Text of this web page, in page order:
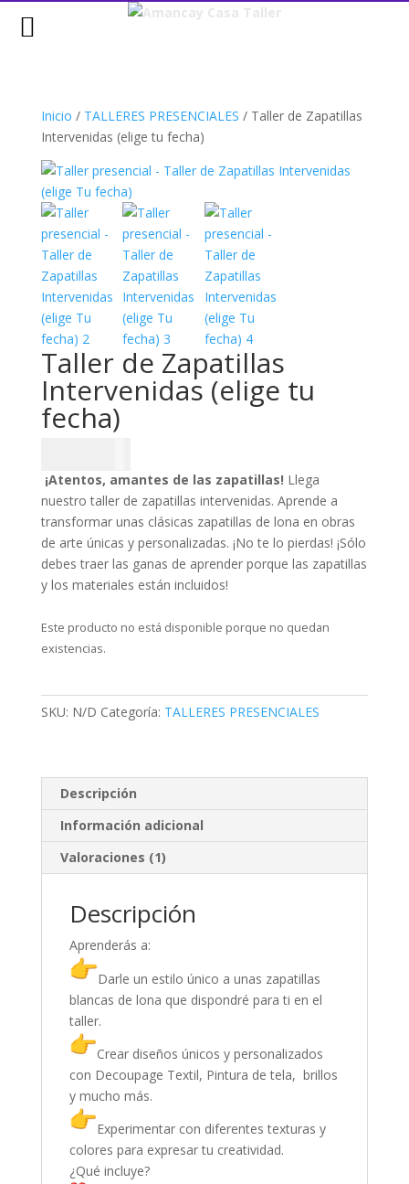
Inicio / TALLERES PRESENCIALES / Taller de Zapatillas
Intervenidas (elige tu fecha)
Taller de Zapatillas
Intervenidas (elige tu
fecha)
¡Atentos, amantes de las zapatillas! Llega
nuestro taller de zapatillas intervenidas. Aprende a
transformar unas clásicas zapatillas de lona en obras
de arte únicas y personalizadas. ¡No te lo pierdas! ¡Sólo
debes traer las ganas de aprender porque las zapatillas
y los materiales están incluidos!
Este producto no está disponible porque no quedan
existencias.
SKU: N/D Categoría: TALLERES PRESENCIALES
Descripción
Información adicional
Valoraciones (1)
Descripción
Aprenderás a:
Darle un estilo único a unas zapatillas
blancas de lona que dispondré para ti en el
taller.
Crear diseños únicos y personalizados
con Decoupage Textil, Pintura de tela, brillos
y mucho más.
Experimentar con diferentes texturas y
colores para expresar tu creatividad.
¿Qué incluye?